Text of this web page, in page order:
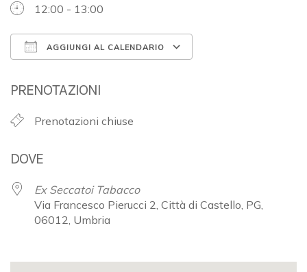
12:00 - 13:00
AGGIUNGI AL CALENDARIO
PRENOTAZIONI
Prenotazioni chiuse
DOVE
Ex Seccatoi Tabacco
Via Francesco Pierucci 2, Città di Castello, PG,
06012, Umbria